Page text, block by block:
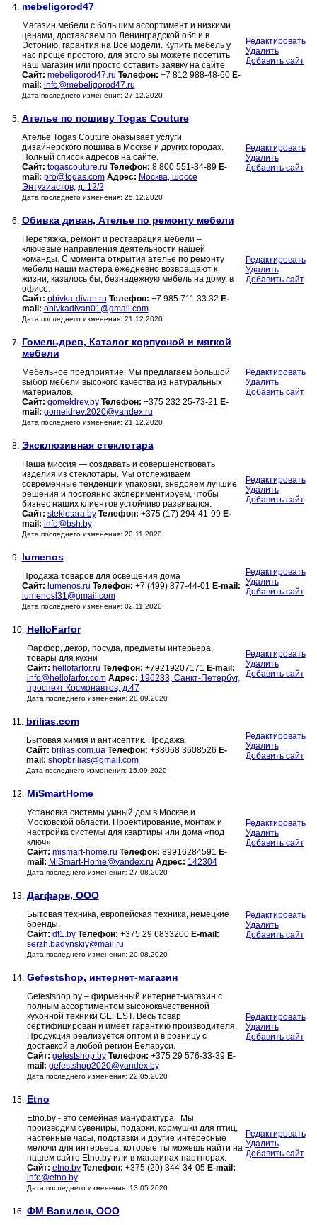
4. mebeligorod47
Магазин мебели с большим ассортимент и низкими
ценами, доставляем по Ленинградской обл и в
Эстонию, гарантия на Все модели. Купить мебель у
нас проще простого, для этого вы можете посетить
наш магазин или просто оставить заявку на сайте.
Сайт: mebeligorod47.ru Телефон: +7 812 988-48-60 E-
mail: info@mebeligorod47.ru
Дата последнего изменения: 27.12.2020
Редактировать
Удалить
Добавить сайт
5. Ателье по пошиву Togas Couture
Ателье Togas Couture оказывает услуги
дизайнерского пошива в Москве и других городах.
Полный список адресов на сайте.
Сайт: togascouture.ru Телефон: 8 800 551-34-89 E-
mail: pro@togas.com Адрес: Москва, шоссе
Энтузиастов, д. 12/2
Дата последнего изменения: 25.12.2020
Редактировать
Удалить
Добавить сайт
6. Обивка диван, Ателье по ремонту мебели
Перетяжка, ремонт и реставрация мебели –
ключевые направления деятельности нашей
команды. С момента открытия ателье по ремонту
мебели наши мастера ежедневно возвращают к
жизни, казалось бы, безнадежную мебель на дому, в
офисе.
Сайт: obivka-divan.ru Телефон: +7 985 711 33 32 E-
mail: obivkadivan01@gmail.com
Дата последнего изменения: 21.12.2020
Редактировать
Удалить
Добавить сайт
7. Гомельдрев, Каталог корпусной и мягкой
мебели
Мебельное предприятие. Мы предлагаем большой
выбор мебели высокого качества из натуральных
материалов.
Сайт: gomeldrev.by Телефон: +375 232 25-73-21 E-
mail: gomeldrev.2020@yandex.ru
Дата последнего изменения: 21.12.2020
Редактировать
Удалить
Добавить сайт
8. Эксклюзивная стеклотара
Наша миссия — создавать и совершенствовать
изделия из стеклотары. Мы отслеживаем
современные тенденции упаковки, внедряем лучшие
решения и постоянно экспериментируем, чтобы
бизнес наших клиентов устойчиво развивался.
Сайт: steklotara.by Телефон: +375 (17) 294-41-99 E-
mail: info@bsh.by
Дата последнего изменения: 20.11.2020
Редактировать
Удалить
Добавить сайт
9. lumenos
Продажа товаров для освещения дома
Сайт: lumenos.ru Телефон: +7 (499) 877-44-01 E-mail:
lumenosl31@gmail.com
Дата последнего изменения: 02.11.2020
Редактировать
Удалить
Добавить сайт
10. HelloFarfor
Фарфор, декор, посуда, предметы интерьера,
товары для кухни
Сайт: hellofarfor.ru Телефон: +79219207171 E-mail:
info@hellofarfor.com Адрес: 196233, Санкт-Петербуг,
проспект Космонавтов, д.47
Дата последнего изменения: 28.09.2020
Редактировать
Удалить
Добавить сайт
11. brilias.com
Бытовая химия и антисептик. Продажа
Сайт: brilias.com.ua Телефон: +38068 3608526 E-
mail: shopbrilias@gmail.com
Дата последнего изменения: 15.09.2020
Редактировать
Удалить
Добавить сайт
12. MiSmartHome
Установка системы умный дом в Москве и
Московской области. Проектирование, монтаж и
настройка системы для квартиры или дома «под
ключ»
Сайт: mismart-home.ru Телефон: 89916284591 E-
mail: MiSmart-Home@yandex.ru Адрес: 142304
Дата последнего изменения: 27.08.2020
Редактировать
Удалить
Добавить сайт
13. Дагфарн, ООО
Бытовая техника, европейская техника, немецкие
бренды.
Сайт: df1.by Телефон: +375 29 6833200 E-mail:
serzh.badynskiy@mail.ru
Дата последнего изменения: 20.08.2020
Редактировать
Удалить
Добавить сайт
14. Gefestshop, интернет-магазин
Gefestshop.by – фирменный интернет-магазин с
полным ассортиментом высококачественной
кухонной техники GEFEST. Весь товар
сертифицирован и имеет гарантию производителя.
Продукция реализуется оптом и в розницу с
доставкой в любой регион Беларуси.
Сайт: gefestshop.by Телефон: +375 29 576-33-39 E-
mail: gefestshop2020@yandex.by
Дата последнего изменения: 22.05.2020
Редактировать
Удалить
Добавить сайт
15. Etno
Etno.by - это семейная мануфактура. Мы
производим сувениры, подарки, кормушки для птиц,
настенные часы, подставки и другие интересные
мелочи для интерьера, которые ты можешь найти на
нашем сайте Etno.by или в магазинах-партнерах.
Сайт: etno.by Телефон: +375 (29) 344-34-05 E-mail:
info@etno.by
Дата последнего изменения: 13.05.2020
Редактировать
Удалить
Добавить сайт
16. ФМ Вавилон, ООО